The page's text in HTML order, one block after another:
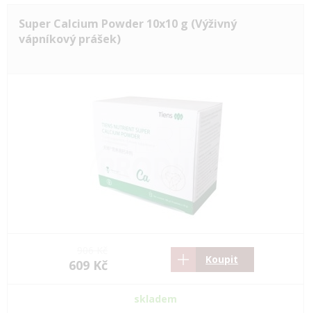
Super Calcium Powder 10x10 g (Výživný
vápníkový prášek)
609 Kč Koupit
skladem